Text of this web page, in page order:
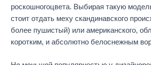
роскошногоцвета. Выбирая такую
стоит отдать меху скандинавского
более пушистый) или американского,
коротким, и абсолютно белоснежным